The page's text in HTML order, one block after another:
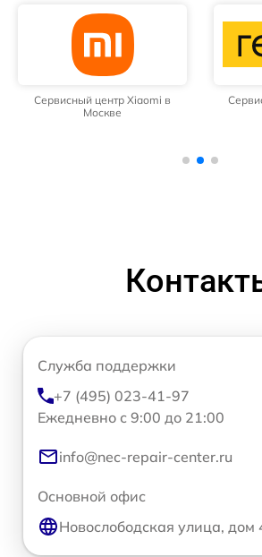
Сервисный центр Xiaomi в
Москве
Служба поддержки
+7 (495) 023-41-97
Ежедневно с 9:00 до 21:00
info@nec-repair-center.ru
Основной офис
Новослободская улица, дом